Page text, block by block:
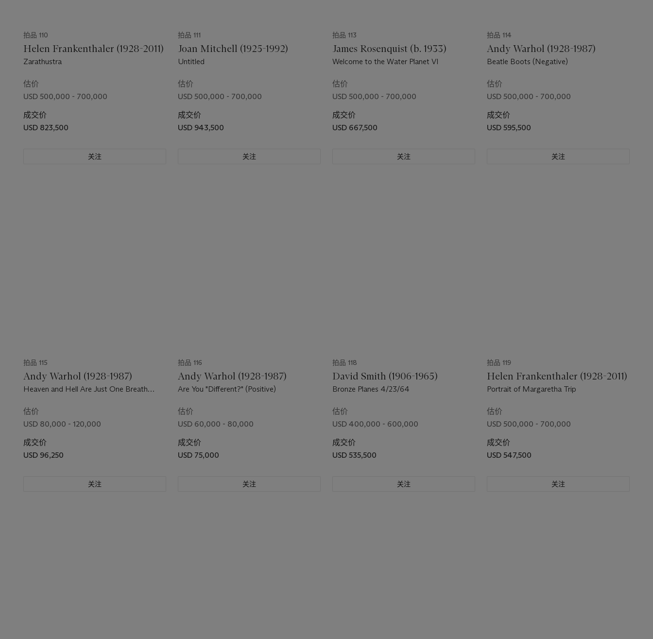
拍品 110
Helen Frankenthaler (1928-2011)
Zarathustra
估价
USD 500,000 - 700,000
成交价
USD 823,500
关注
拍品 111
Joan Mitchell (1925-1992)
Untitled
估价
USD 500,000 - 700,000
成交价
USD 943,500
关注
拍品 113
James Rosenquist (b. 1933)
Welcome to the Water Planet VI
估价
USD 500,000 - 700,000
成交价
USD 667,500
关注
拍品 114
Andy Warhol (1928-1987)
Beatle Boots (Negative)
估价
USD 500,000 - 700,000
成交价
USD 595,500
关注
拍品 115
Andy Warhol (1928-1987)
Heaven and Hell Are Just One Breath
估价
USD 80,000 - 120,000
成交价
USD 96,250
关注
拍品 116
Andy Warhol (1928-1987)
Are You "Different?" (Positive)
估价
USD 60,000 - 80,000
成交价
USD 75,000
关注
拍品 118
David Smith (1906-1965)
Bronze Planes 4/23/64
估价
USD 400,000 - 600,000
成交价
USD 535,500
关注
拍品 119
Helen Frankenthaler (1928-2011)
Portrait of Margaretha Trip
估价
USD 500,000 - 700,000
成交价
USD 547,500
关注